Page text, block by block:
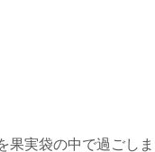
果実袋の中で過ごしま